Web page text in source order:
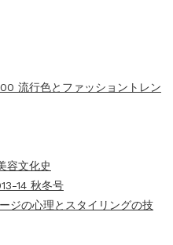
流行色とファッショントレン
容文化史
14 秋冬号
ジの心理とスタイリングの技